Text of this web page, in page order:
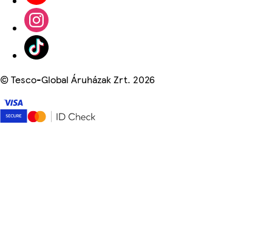
©Tesco-Global Áruházak Zrt. 2026